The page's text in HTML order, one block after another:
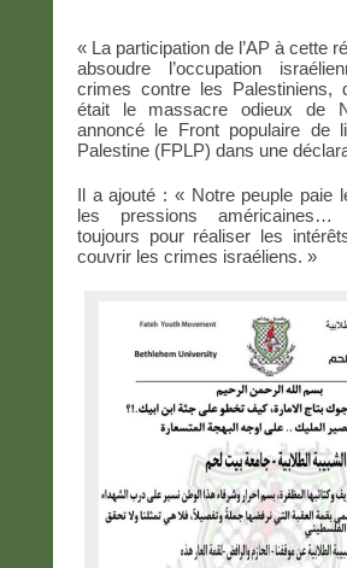
« La participation de l’AP à cette
absoudre l’occupation
crimes contre les Palestiniens,
était le massacre odieux de
annoncé le Front populaire de
Palestine (FPLP) dans une
Il a ajouté : « Notre peuple paie
les pressions américaines…
toujours pour réaliser les
couvrir les crimes israéliens. »